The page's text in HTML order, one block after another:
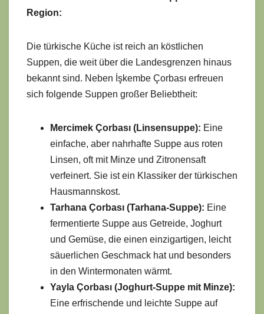
Region:
Die türkische Küche ist reich an köstlichen
Suppen, die weit über die Landesgrenzen hinaus
bekannt sind. Neben İşkembe Çorbası erfreuen
sich folgende Suppen großer Beliebtheit:
Mercimek Çorbası (Linsensuppe): Eine
einfache, aber nahrhafte Suppe aus roten
Linsen, oft mit Minze und Zitronensaft
verfeinert. Sie ist ein Klassiker der türkischen
Hausmannskost.
Tarhana Çorbası (Tarhana-Suppe): Eine
fermentierte Suppe aus Getreide, Joghurt
und Gemüse, die einen einzigartigen, leicht
säuerlichen Geschmack hat und besonders
in den Wintermonaten wärmt.
Yayla Çorbası (Joghurt-Suppe mit Minze):
Eine erfrischende und leichte Suppe auf